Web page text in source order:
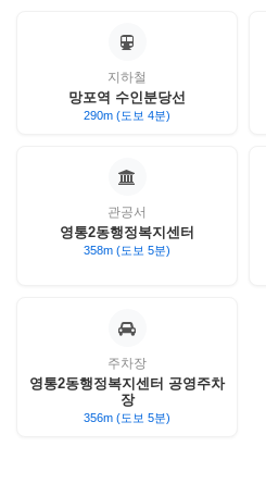
지하철
망포역 수인분당선
290m (도보 4분)
관공서
영통2동행정복지센터
358m (도보 5분)
주차장
영통2동행정복지센터 공영주차
장
356m (도보 5분)